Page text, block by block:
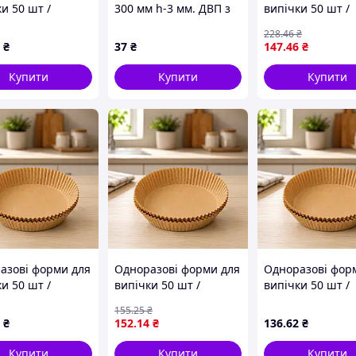
50 шт /
/
вкладиші
₴
Купити
300 мм h-3 мм. ДВП з
37 ₴
Купити
випічки 50 шт /
форми 200*45 /
Паперові
для
147.46 ₴
228.46₴
Купити
форми для
50 шт /
/
вкладиші
₴
Одноразові форми для
випічки 50 шт /
форми 200*45 /
Паперові вкладиші
для аерофритюрниці
152.14 ₴
155.25₴
Одноразові
випічки 50 шт /
форми 200*45 /
Паперові
для
136.62 ₴